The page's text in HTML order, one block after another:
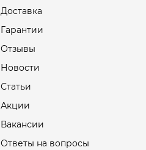
Доставка
Гарантии
Отзывы
Новости
Статьи
Акции
Вакансии
Ответы на вопросы